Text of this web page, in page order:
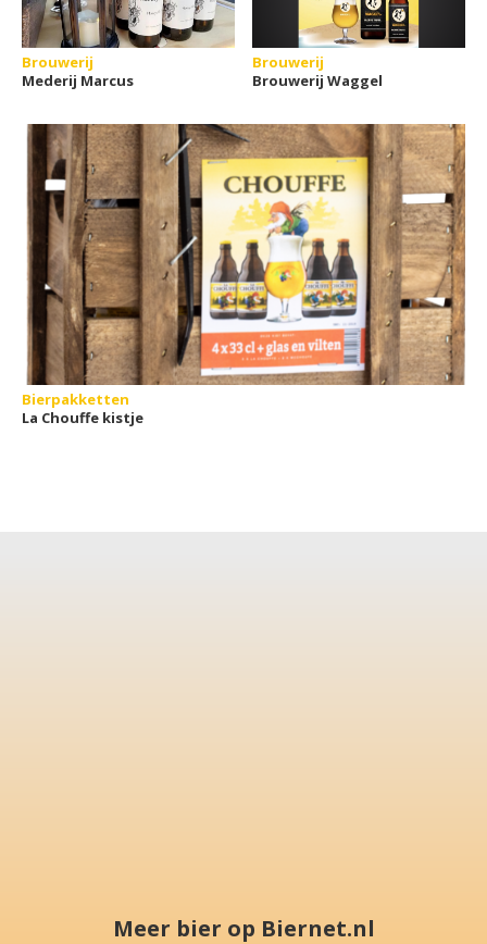
Brouwerij
Mederij Marcus
Brouwerij
Brouwerij Waggel
Bierpakketten
La Chouffe kistje
Meer bier op Biernet.nl